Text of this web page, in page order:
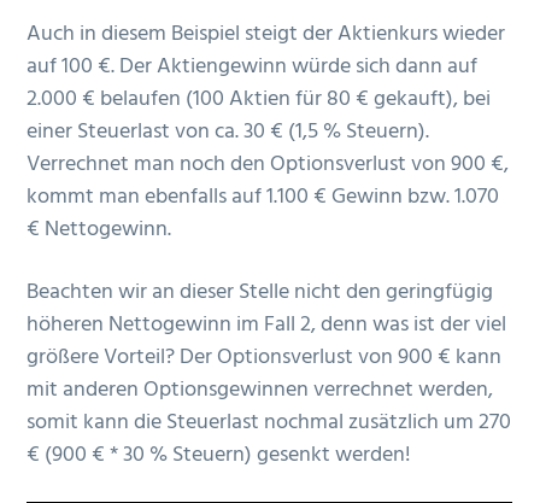
Auch in diesem Beispiel steigt der Aktienkurs wieder
auf 100 €. Der Aktiengewinn würde sich dann auf
2.000 € belaufen (100 Aktien für 80 € gekauft), bei
einer Steuerlast von ca. 30 € (1,5 % Steuern).
Verrechnet man noch den Optionsverlust von 900 €,
kommt man ebenfalls auf 1.100 € Gewinn bzw. 1.070
€ Nettogewinn.
Beachten wir an dieser Stelle nicht den geringfügig
höheren Nettogewinn im Fall 2, denn was ist der viel
größere Vorteil? Der Optionsverlust von 900 € kann
mit anderen Optionsgewinnen verrechnet werden,
somit kann die Steuerlast nochmal zusätzlich um 270
€ (900 € * 30 % Steuern) gesenkt werden!